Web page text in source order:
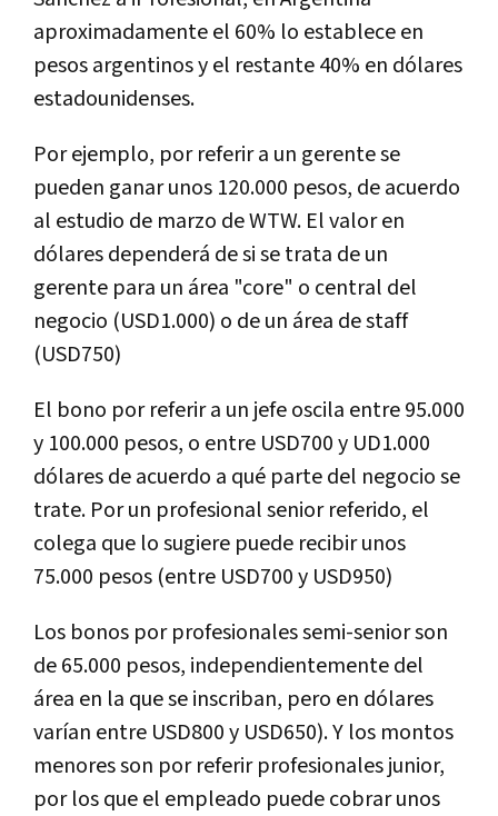
aproximadamente el 60% lo establece en
pesos argentinos y el restante 40% en dólares
estadounidenses.
Por ejemplo, por referir a un gerente se
pueden ganar unos 120.000 pesos, de acuerdo
al estudio de marzo de WTW. El valor en
dólares dependerá de si se trata de un
gerente para un área "core" o central del
negocio (USD1.000) o de un área de staff
(USD750)
El bono por referir a un jefe oscila entre 95.000
y 100.000 pesos, o entre USD700 y UD1.000
dólares de acuerdo a qué parte del negocio se
trate. Por un profesional senior referido, el
colega que lo sugiere puede recibir unos
75.000 pesos (entre USD700 y USD950)
Los bonos por profesionales semi-senior son
de 65.000 pesos, independientemente del
área en la que se inscriban, pero en dólares
varían entre USD800 y USD650). Y los montos
menores son por referir profesionales junior,
por los que el empleado puede cobrar unos